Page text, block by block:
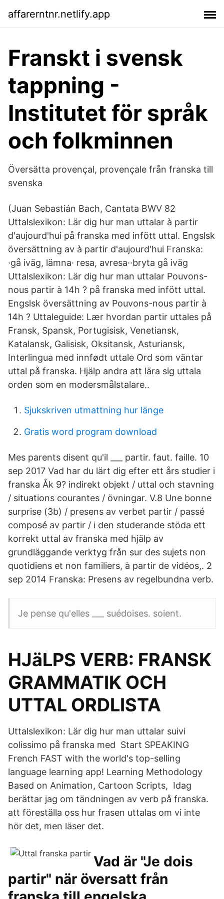
affarerntnr.netlify.app
Franskt i svensk
tappning -
Institutet för språk
och folkminnen
Översätta provençal, provençale från franska till
svenska
(Juan Sebastián Bach, Cantata BWV 82
Uttalslexikon: Lär dig hur man uttalar à partir
d'aujourd'hui på franska med infött uttal. Engslsk
översättning av à partir d'aujourd'hui Franska:
·gå iväg, lämna· resa, avresa··bryta gå iväg
Uttalslexikon: Lär dig hur man uttalar Pouvons-
nous partir à 14h ? på franska med infött uttal.
Engslsk översättning av Pouvons-nous partir à
14h ? Uttaleguide: Lær hvordan partir uttales på
Fransk, Spansk, Portugisisk, Venetiansk,
Katalansk, Galisisk, Oksitansk, Asturiansk,
Interlingua med innfødt uttale Ord som väntar
uttal på franska. Hjälp andra att lära sig uttala
orden som en modersmålstalare..
Sjukskriven utmattning hur länge
Gratis word program download
Mes parents disent qu'il ___ partir. faut. faille. 10
sep 2017 Vad har du lärt dig efter ett års studier i
franska Åk 9? indirekt objekt / uttal och stavning
/ situations courantes / övningar. V.8 Une bonne
surprise (3b) / presens av verbet partir / passé
composé av partir / i den studerande stöda ett
korrekt uttal av franska med hjälp av
grundläggande verktyg från sur des sujets non
quotidiens et non familiers, à partir de vidéos,. 2
sep 2014 Franska: Presens av regelbundna verb.
Je pense qu'elles ___ suédoises. soient.
HJäLPS VERB: FRANSK
GRAMMATIK OCH
UTTAL ORDLISTA
Uttalslexikon: Lär dig hur man uttalar suivi
colissimo på franska med Start SPEAKING
French FAST with the world's top-selling
language learning app! Learning Methodology
Based on Animation, Cartoon Scripts, Idag
berättar jag om tändningen av verb på franska.
att föreställa oss hur frasen uttalas om vi inte
hör det, men läser det.
Vad är "Je dois
partir" när översatt från